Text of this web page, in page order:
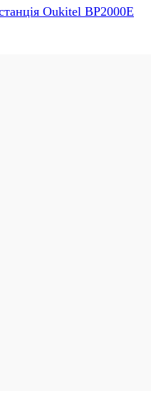
Oukitel BP2000E